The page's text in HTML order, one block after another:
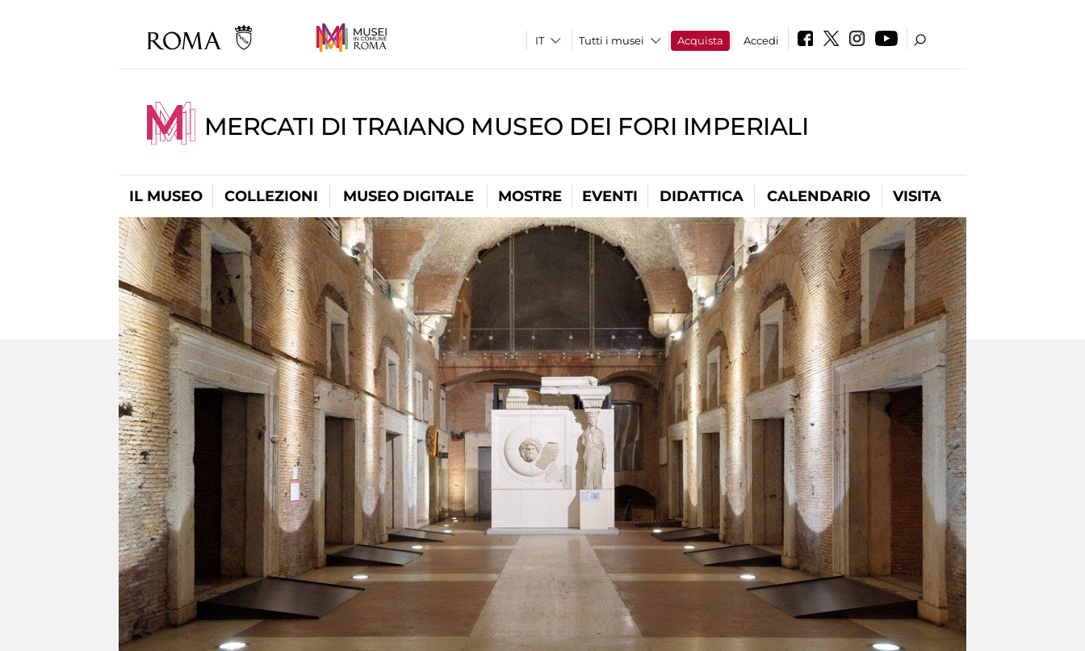
Tutti i musei Acquista Accedi
MERCATI DI TRAIANO MUSEO DEI FORI IMPERIALI
IL MUSEO COLLEZIONI MUSEO DIGITALE MOSTRE EVENTI DIDATTICA CALENDARIO VISITA